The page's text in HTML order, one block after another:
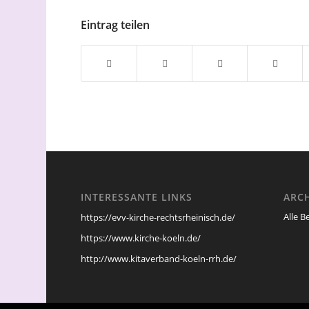
Eintrag teilen
INTERESSANTE LINKS
https://evv-kirche-rechtsrheinisch.de/
https://www.kirche-koeln.de/
http://www.kitaverband-koeln-rrh.de/
Alle